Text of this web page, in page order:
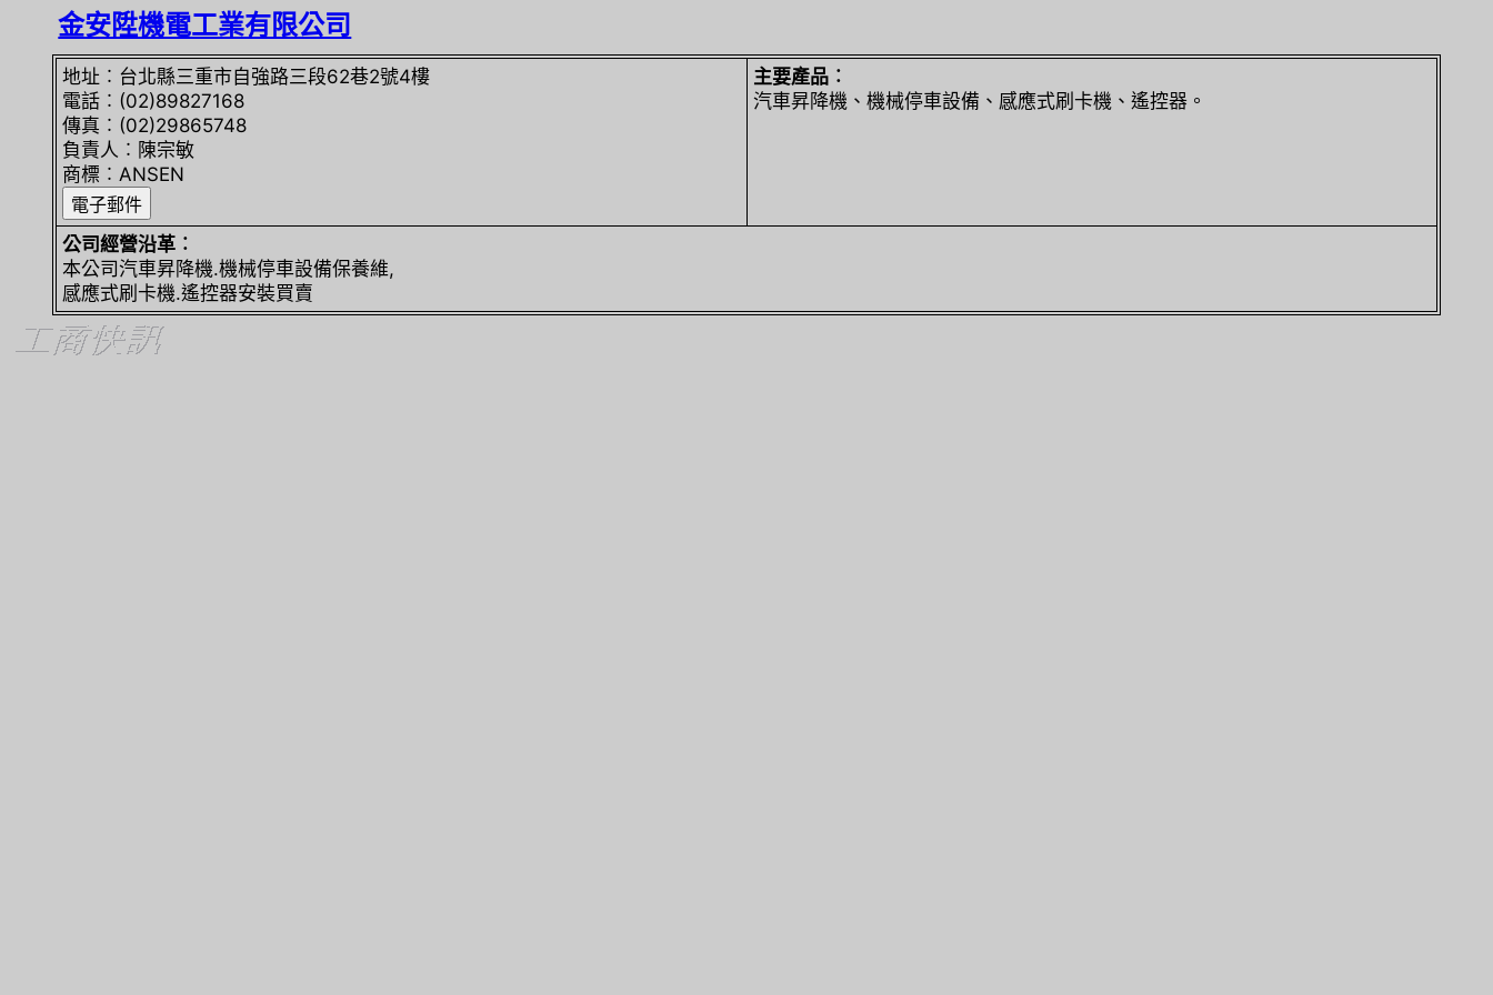
金安陞機電工業有限公司
地址︰台北縣三重市自強路三段62巷2號4樓
電話︰(02)89827168
傳真︰(02)29865748
負責人︰陳宗敏
商標︰ANSEN
主要產品︰
汽車昇降機、機械停車設備、感應式刷卡機、遙控器。
公司經營沿革︰
本公司汽車昇降機.機械停車設備保養維,
感應式刷卡機.遙控器安裝買賣